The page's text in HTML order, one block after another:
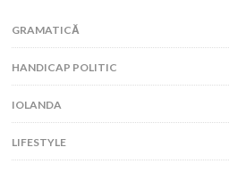
GRAMATICĂ
HANDICAP POLITIC
IOLANDA
LIFESTYLE